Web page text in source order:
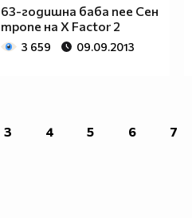
63-годишна баба пее Сен
тропе на X Factor 2
3 659 09.09.2013
3 4 5 6 7